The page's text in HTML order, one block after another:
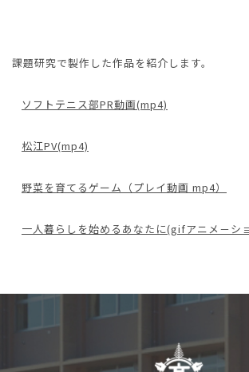
課題研究で製作した作品を紹介します。
ソフトテニス部PR動画(mp4)
松江PV(mp4)
野菜を育てるゲーム（プレイ動画 mp4）
一人暮らしを始めるあなたに(gifアニメ－ショ